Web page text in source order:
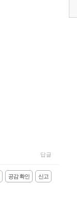
답글
신고
공감 확인